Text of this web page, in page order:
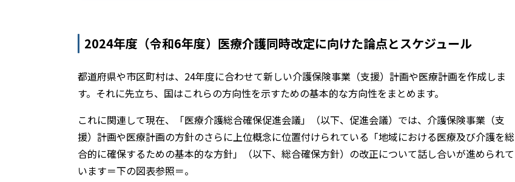
2024年度（令和6年度）医療介護同時改定に向けた論点とスケジュール
都道府県や市区町村は、24年度に合わせて新しい介護保険事業（支援）計画や医療計画を作成しま
す。それに先立ち、国はこれらの方向性を示すための基本的な方向性をまとめます。
これに関連して現在、「医療介護総合確保促進会議」（以下、促進会議）では、介護保険事業（支
援）計画や医療計画の方針のさらに上位概念に位置付けられている「地域における医療及び介護を総
合的に確保するための基本的な方針」（以下、総合確保方針）の改正について話し合いが進められて
います＝下の図表参照＝。